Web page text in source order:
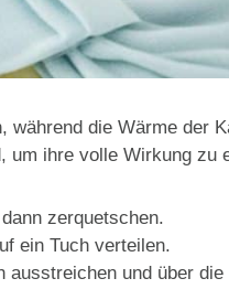
während die Wärme der
um ihre volle Wirkung zu
zerquetschen.
ein Tuch verteilen.
ausstreichen und über